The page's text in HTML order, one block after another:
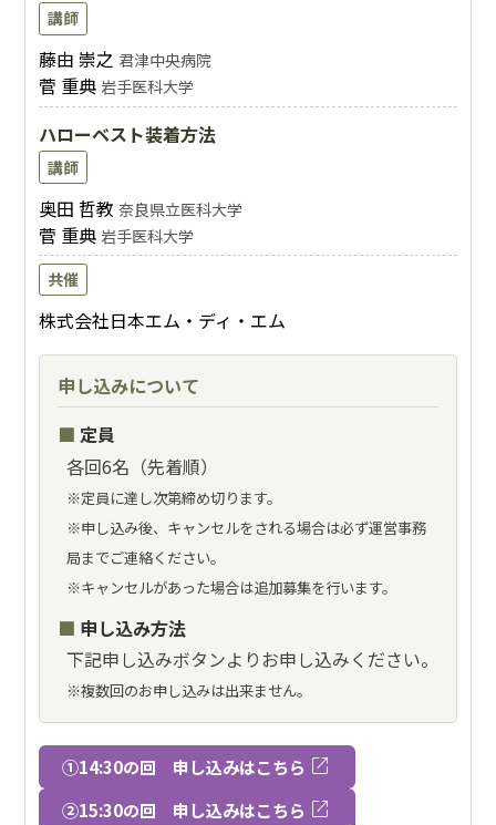
講師
藤由 崇之 君津中央病院
菅 重典 岩手医科大学
ハローベスト装着方法
講師
奥田 哲教 奈良県立医科大学
菅 重典 岩手医科大学
共催
株式会社日本エム・ディ・エム
申し込みについて
定員
各回6名（先着順）
※定員に達し次第締め切ります。
※申し込み後、キャンセルをされる場合は必ず運営事務
局までご連絡ください。
※キャンセルがあった場合は追加募集を行います。
申し込み方法
下記申し込みボタンよりお申し込みください。
※複数回のお申し込みは出来ません。
①14:30の回 申し込みはこちら open_in_new
②15:30の回 申し込みはこちら open_in_new